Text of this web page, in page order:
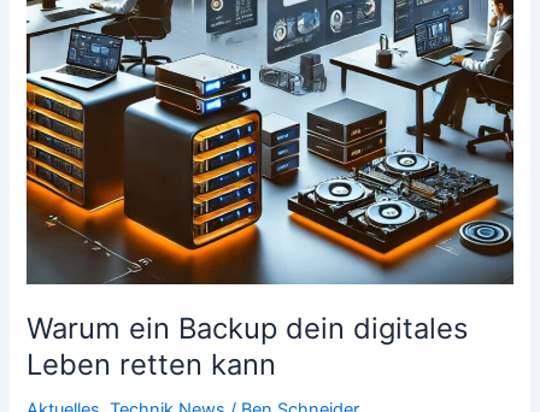
Warum ein Backup dein digitales
Leben retten kann
kann